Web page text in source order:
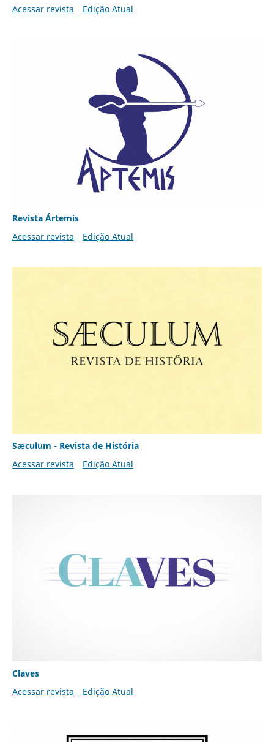
Acessar revista
Edição Atual
Revista Ártemis
Acessar revista
Edição Atual
Sæculum - Revista de História
Acessar revista
Edição Atual
Claves
Acessar revista
Edição Atual